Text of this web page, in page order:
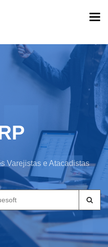
Varejistas e Atacadistas